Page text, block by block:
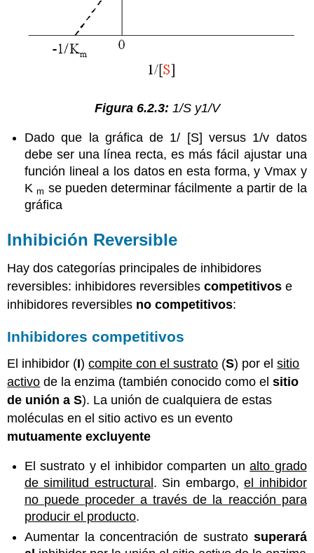
Figura 6.2.3: 1/S y1/V
Dado que la gráfica de 1/ [S] versus 1/v datos
debe ser una línea recta, es más fácil ajustar una
función lineal a los datos en esta forma, y Vmax y
Km se pueden determinar fácilmente a partir de la
gráfica
Inhibición Reversible
Hay dos categorías principales de inhibidores
reversibles: inhibidores reversiblescompetitivos e
inhibidores reversibles no competitivos:
Inhibidores competitivos
El inhibidor (I)compite con el sustrato (S) por elsitio
activo de la enzima (también conocido como elsitio
de unión a S). La unión de cualquiera de estas
moléculas en el sitio activo es un evento
mutuamente excluyente
El sustrato y el inhibidor comparten unalto grado
de similitud estructural . Sin embargo,el inhibidor
no puede proceder a través de la reacción para
producir el producto.
Aumentar la concentración de sustrato superará